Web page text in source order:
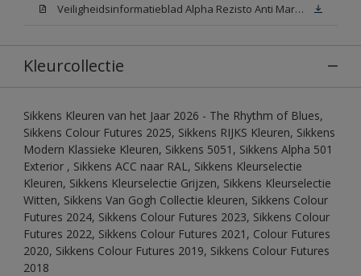
Veiligheidsinformatieblad Alpha Rezisto Anti Marks Mat N00 (MSDS)
Kleurcollectie
Sikkens Kleuren van het Jaar 2026 - The Rhythm of Blues,
Sikkens Colour Futures 2025, Sikkens RIJKS Kleuren, Sikkens
Modern Klassieke Kleuren, Sikkens 5051, Sikkens Alpha 501
Exterior , Sikkens ACC naar RAL, Sikkens Kleurselectie
Kleuren, Sikkens Kleurselectie Grijzen, Sikkens Kleurselectie
Witten, Sikkens Van Gogh Collectie kleuren, Sikkens Colour
Futures 2024, Sikkens Colour Futures 2023, Sikkens Colour
Futures 2022, Sikkens Colour Futures 2021, Colour Futures
2020, Sikkens Colour Futures 2019, Sikkens Colour Futures
2018